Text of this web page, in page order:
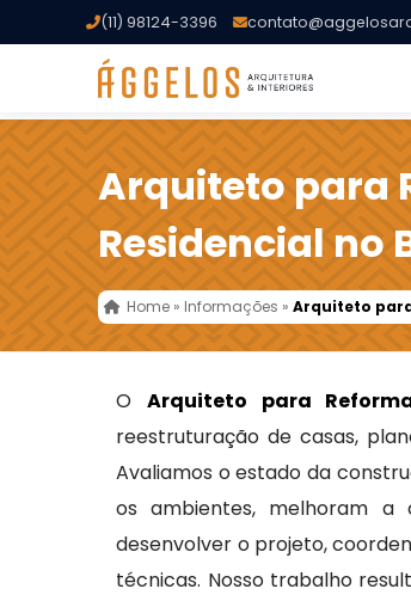
(11) 98124-3396
Arquiteto para
Residencial no
Home » Informações »Arquiteto
O Arquiteto para
reestruturação de casas,
Avaliamos o estado da
os ambientes, melhoram a
desenvolver o projeto,
técnicas. Nosso trabalho